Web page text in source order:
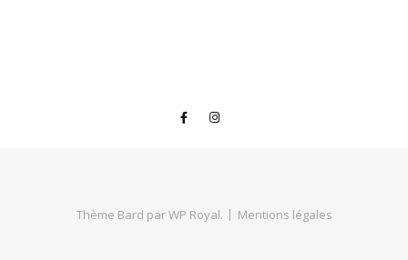
Thème Bard parWP Royal. Mentions légales